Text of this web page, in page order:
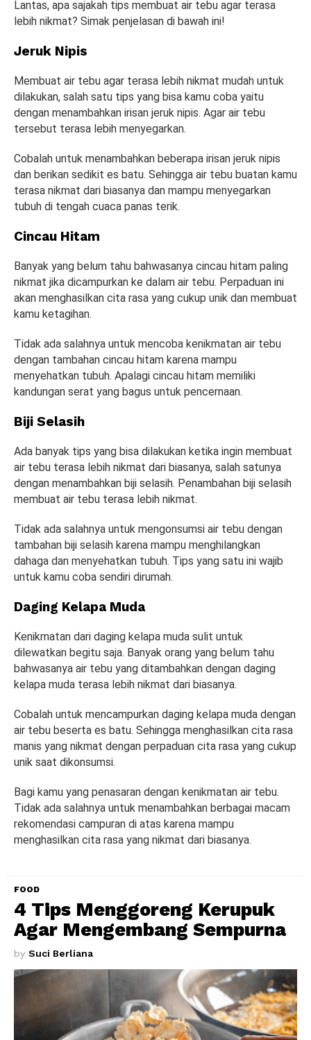
Lantas, apa sajakah tips membuat air tebu agar terasa
lebih nikmat? Simak penjelasan di bawah ini!
Jeruk Nipis
Membuat air tebu agar terasa lebih nikmat mudah untuk
dilakukan, salah satu tips yang bisa kamu coba yaitu
dengan menambahkan irisan jeruk nipis. Agar air tebu
tersebut terasa lebih menyegarkan.
Cobalah untuk menambahkan beberapa irisan jeruk nipis
dan berikan sedikit es batu. Sehingga air tebu buatan kamu
terasa nikmat dari biasanya dan mampu menyegarkan
tubuh di tengah cuaca panas terik.
Cincau Hitam
Banyak yang belum tahu bahwasanya cincau hitam paling
nikmat jika dicampurkan ke dalam air tebu. Perpaduan ini
akan menghasilkan cita rasa yang cukup unik dan membuat
kamu ketagihan.
Tidak ada salahnya untuk mencoba kenikmatan air tebu
dengan tambahan cincau hitam karena mampu
menyehatkan tubuh. Apalagi cincau hitam memiliki
kandungan serat yang bagus untuk pencernaan.
Biji Selasih
Ada banyak tips yang bisa dilakukan ketika ingin membuat
air tebu terasa lebih nikmat dari biasanya, salah satunya
dengan menambahkan biji selasih. Penambahan biji selasih
membuat air tebu terasa lebih nikmat.
Tidak ada salahnya untuk mengonsumsi air tebu dengan
tambahan biji selasih karena mampu menghilangkan
dahaga dan menyehatkan tubuh. Tips yang satu ini wajib
untuk kamu coba sendiri dirumah.
Daging Kelapa Muda
Kenikmatan dari daging kelapa muda sulit untuk
dilewatkan begitu saja. Banyak orang yang belum tahu
bahwasanya air tebu yang ditambahkan dengan daging
kelapa muda terasa lebih nikmat dari biasanya.
Cobalah untuk mencampurkan daging kelapa muda dengan
air tebu beserta es batu. Sehingga menghasilkan cita rasa
manis yang nikmat dengan perpaduan cita rasa yang cukup
unik saat dikonsumsi.
Bagi kamu yang penasaran dengan kenikmatan air tebu.
Tidak ada salahnya untuk menambahkan berbagai macam
rekomendasi campuran di atas karena mampu
menghasilkan cita rasa yang nikmat dari biasanya.
FOOD
4 Tips Menggoreng Kerupuk
Agar Mengembang Sempurna
by Suci Berliana